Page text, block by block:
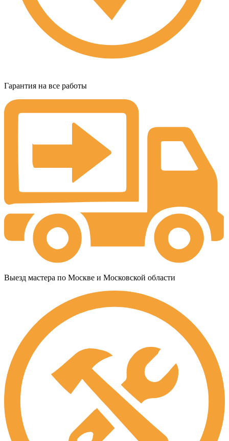
Гарантия на все работы
Выезд мастера по Москве и Московской области